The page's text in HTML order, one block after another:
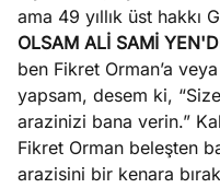
ama 49 yıllık üst hakkı
OLSAM ALİ SAMİ
ben Fikret Orman’a
yapsam, desem ki,
arazinizi bana verin.”
Fikret Orman beleşten
arazisini bir kenara